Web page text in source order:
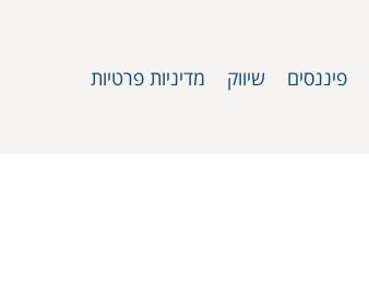
פיננסים שיווק מדיניות פרטיות